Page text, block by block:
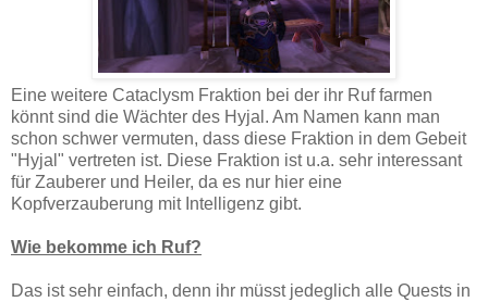
Eine weitere Cataclysm Fraktion bei der ihr Ruf farmen
könnt sind die Wächter des Hyjal. Am Namen kann man
schon schwer vermuten, dass diese Fraktion in dem Gebeit
"Hyjal" vertreten ist. Diese Fraktion ist u.a. sehr interessant
für Zauberer und Heiler, da es nur hier eine
Kopfverzauberung mit Intelligenz gibt.
Wie bekomme ich Ruf?
Das ist sehr einfach, denn ihr müsst jedeglich alle Quests in